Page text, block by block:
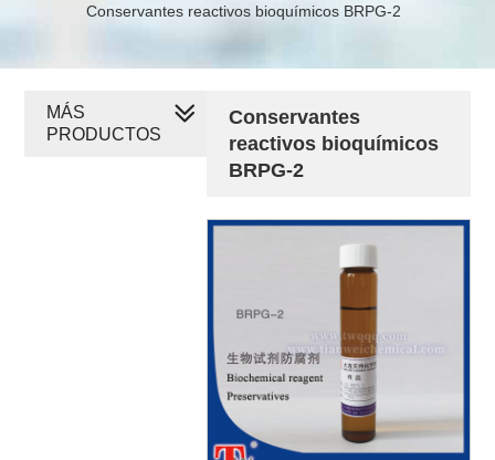
Conservantes reactivos bioquímicos BRPG-2
Conservantes
reactivos bioquímicos
BRPG-2
MÁS
PRODUCTOS